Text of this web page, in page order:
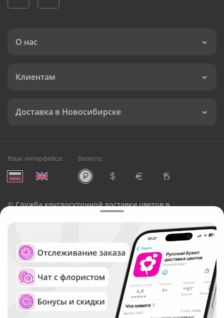
О нас
Клиентам
Доставка в Новосибирске
Язык интерфейса: Валюта:
©Служба круглосуточной доставки цветов в
Русский Букет, 2026
Общество с ограниченной ответственностью «Технология»
ОГРН: 1195476081745, ИНН: 5410081997
Юридический адрес: г. Новосибирск, ул. Ипподромская,
д.42, оф. 3
Рейтинг Русского букета в г. Новосибирск